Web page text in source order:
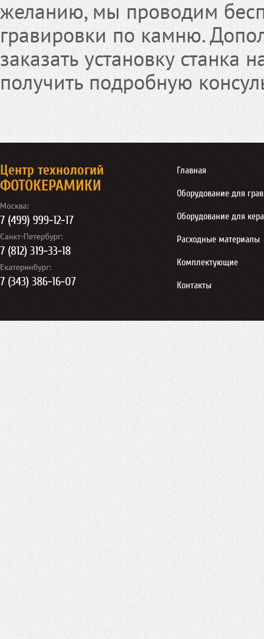
желанию, мы проводим
гравировки по камню.
заказать установку станка
получить подробную
Центр технологий
ФОТОКЕРАМИКИ
Главная
Оборудование для
Оборудование для
Расходные материалы
Комплектующие
Контакты